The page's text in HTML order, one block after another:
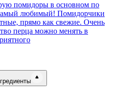
помидоры в основном по
любимый! Помидорчики
прямо как свежие. Очень
перца можно менять в